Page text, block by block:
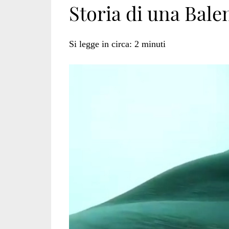
di
Storia di una
Si legge in circa: 2 minuti